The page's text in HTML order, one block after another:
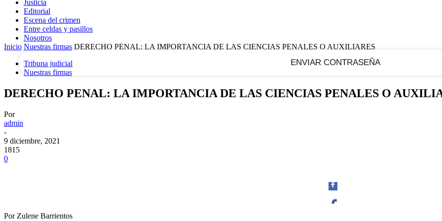
Justicia
Editorial
Escena del crimen
Entre celdas y pasillos
Nosotros
Inicio Nuestras firmas DERECHO PENAL: LA IMPORTANCIA DE LAS CIENCIAS PENALES O AUXILIARES
Tribuna judicial
Nuestras firmas
DERECHO PENAL: LA IMPORTANCIA DE LAS CIENCIAS PENALES O
Por
admin
-
9 diciembre, 2021
1815
0
Por Zulene Barrientos